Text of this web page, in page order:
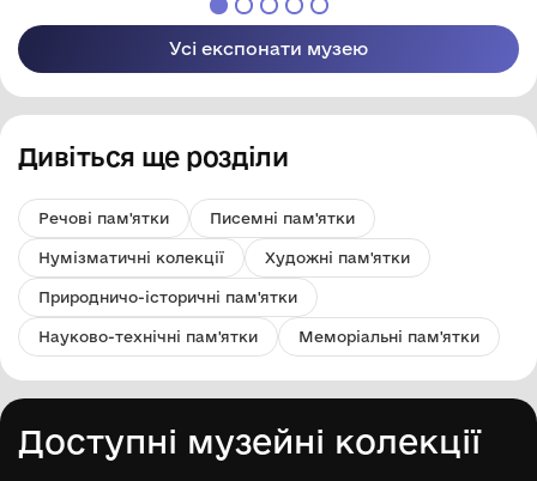
міської ради
Усі експонати музею
Дивіться ще розділи
Речові пам'ятки Писемні пам'ятки
Нумізматичні колекції Художні пам'ятки
Природничо-історичні пам'ятки
Науково-технічні пам'ятки Меморіальні пам'ятки
Доступні музейні колекції